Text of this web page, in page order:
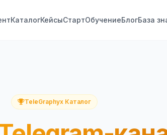
КаталогКейсыСтартОбучениеБлогБаза
TeleGraphyx Каталог